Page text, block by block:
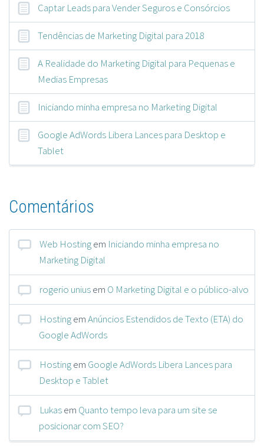
Captar Leads para Vender Seguros e Consórcios
Tendências de Marketing Digital para 2018
A Realidade do Marketing Digital para Pequenas e
Medias Empresas
Iniciando minha empresa no Marketing Digital
Google AdWords Libera Lances para Desktop e
Tablet
Comentários
Web Hostingem Iniciando minha empresa no
Marketing Digital
rogerio uniusem O Marketing Digital e o público-alvo
HostingemAnúncios Estendidos de Texto (ETA) do
Google AdWords
Hostingem Google AdWords Libera Lances para
Desktop e Tablet
Lukasem Quanto tempo leva para um site se
posicionar com SEO?